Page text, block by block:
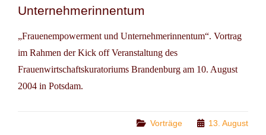
Unternehmerinnentum
„Frauenempowerment und Unternehmerinnentum“. Vortrag
im Rahmen der Kick off Veranstaltung des
Frauenwirtschaftskuratoriums Brandenburg am 10. August
2004 in Potsdam.
Categories
Vorträge
13. August